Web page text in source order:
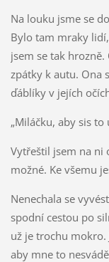
Na louku jsme se
Bylo tam mraky
jsem se tak
zpátky k autu. Ona
ďáblíky v jejích
„Miláčku, aby sis
Vytřeštil jsem na ni
možné. Ke všemu
Nenechala se
spodní cestou po
už je trochu mokro.
aby mne to